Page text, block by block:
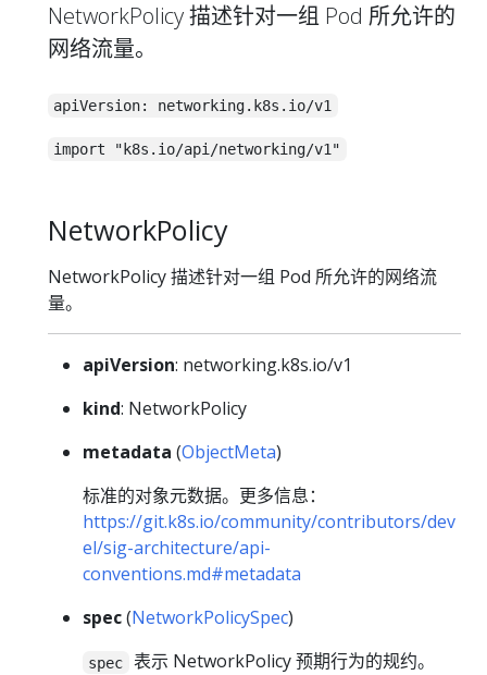
NetworkPolicy 描述针对一组 Pod 所允许的
网络流量。
apiVersion: networking.k8s.io/v1
import "k8s.io/api/networking/v1"
NetworkPolicy
NetworkPolicy 描述针对一组 Pod 所允许的网络流
量。
apiVersion: networking.k8s.io/v1
kind: NetworkPolicy
metadata (ObjectMeta)
标准的对象元数据。更多信息：
https://git.k8s.io/community/contributors/dev
el/sig-architecture/api-
conventions.md#metadata
spec(NetworkPolicySpec)
spec 表示 NetworkPolicy 预期行为的规约。